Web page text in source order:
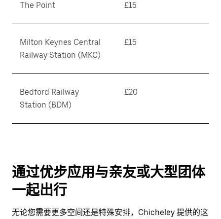
The Point £15
Milton Keynes Central
Railway Station (MKC)
£15
Bedford Railway
Station (BDM)
£20
通过优步应用与亲友或大型团体
一起出行
无论您需要更多空间还是特殊安排，Chicheley 提供的这